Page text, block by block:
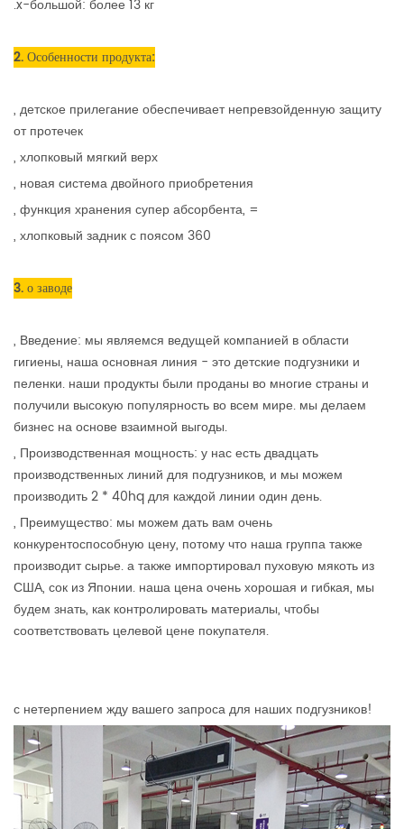
.x-большой: более 13 кг
2. Особенности продукта:
, детское прилегание обеспечивает непревзойденную защиту
от протечек
, хлопковый мягкий верх
, новая система двойного приобретения
, функция хранения супер абсорбента, =
, хлопковый задник с поясом 360
3. о заводе
, Введение: мы являемся ведущей компанией в области
гигиены, наша основная линия - это детские подгузники и
пеленки. наши продукты были проданы во многие страны и
получили высокую популярность во всем мире. мы делаем
бизнес на основе взаимной выгоды.
, Производственная мощность: у нас есть двадцать
производственных линий для подгузников, и мы можем
производить 2 * 40hq для каждой линии один день.
, Преимущество: мы можем дать вам очень
конкурентоспособную цену, потому что наша группа также
производит сырье. а также импортировал пуховую мякоть из
США, сок из Японии. наша цена очень хорошая и гибкая, мы
будем знать, как контролировать материалы, чтобы
соответствовать целевой цене покупателя.
с нетерпением жду вашего запроса для наших подгузников!